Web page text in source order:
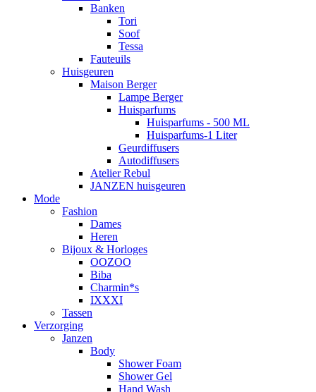
Banken
Tori
Soof
Tessa
Fauteuils
Huisgeuren
Maison Berger
Lampe Berger
Huisparfums
Huisparfums - 500 ML
Huisparfums-1 Liter
Geurdiffusers
Autodiffusers
Atelier Rebul
JANZEN huisgeuren
Mode
Fashion
Dames
Heren
Bijoux & Horloges
OOZOO
Biba
Charmin*s
IXXXI
Tassen
Verzorging
Janzen
Body
Shower Foam
Shower Gel
Hand Wash